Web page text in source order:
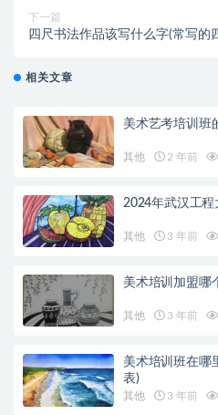
下一篇
四尺书法作品该写什么字(常写的
相关文章
美术艺考培训班
其他 2 年前
2024年武汉工
其他 3 年前
美术培训加盟哪
其他 3 年前
美术培训班在哪
表)
其他 3 年前